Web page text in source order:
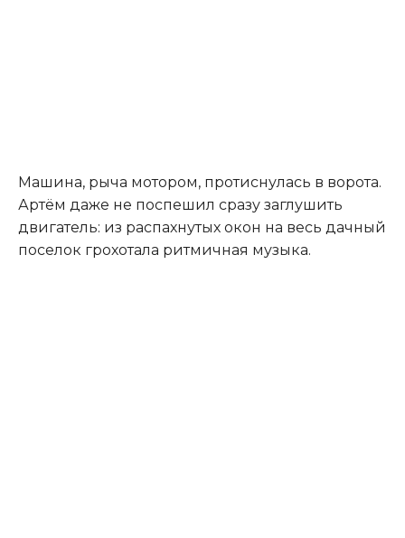
Машина, рыча мотором, протиснулась в ворота.
Артём даже не поспешил сразу заглушить
двигатель: из распахнутых окон на весь дачный
поселок грохотала ритмичная музыка.